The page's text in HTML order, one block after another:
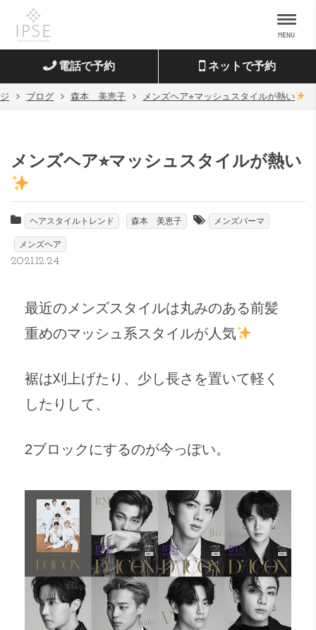
電話で予約 ネットで予約
ブログ 森本 美恵子 メンズヘア⭐︎マッシュスタイルが熱い
メンズヘア⭐︎マッシュスタイルが熱い
ヘアスタイルトレンド 森本 美恵子 メンズパーマ
メンズヘア
2021.12.24
最近のメンズスタイルは丸みのある前髪
重めのマッシュ系スタイルが人気
裾は刈上げたり、少し長さを置いて軽く
したりして、
2ブロックにするのが今っぽい。
MENU